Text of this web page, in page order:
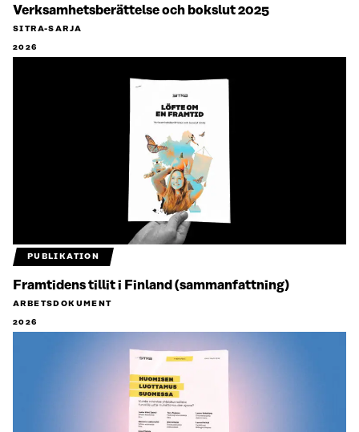
Verksamhetsberättelse och bokslut 2025
SITRA-SARJA
2026
PUBLIKATION
Framtidens tillit i Finland (sammanfattning)
ARBETSDOKUMENT
2026